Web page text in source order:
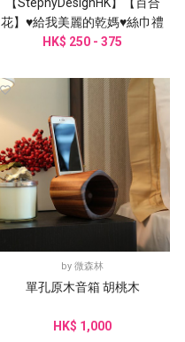
花】♥給我美麗的乾媽♥絲巾禮
盒
HK$ 250 - 375
by微森林
單孔原木音箱 胡桃木
HK$ 1,000